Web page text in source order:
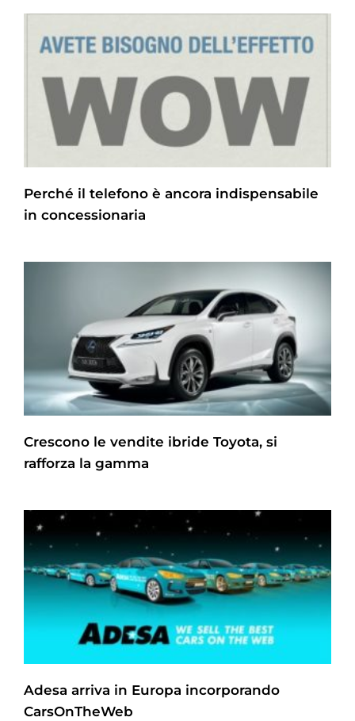
Perché il telefono è ancora indispensabile
in concessionaria
Crescono le vendite ibride Toyota, si
rafforza la gamma
Adesa arriva in Europa incorporando
CarsOnTheWeb